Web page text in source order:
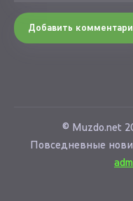
Добавить
© Muzdo.net
Повседневные